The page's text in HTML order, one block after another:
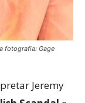
fotografia: Gage
Jeremy